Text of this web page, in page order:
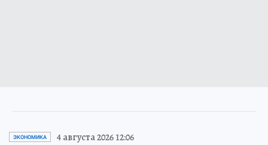
ЭКОНОМИКА 4 августа 2026 12:06